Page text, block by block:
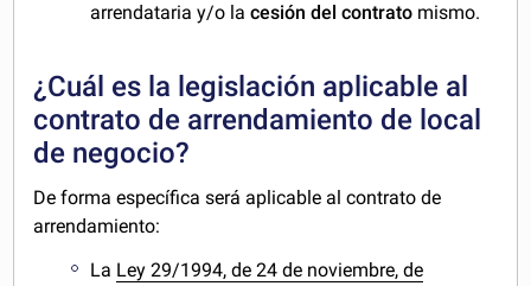
arrendataria y/o lacesión del contrato mismo.
¿Cuál es la legislación aplicable al
contrato de arrendamiento de local
de negocio?
De forma específica será aplicable al contrato de
arrendamiento:
La Ley 29/1994, de 24 de noviembre, de